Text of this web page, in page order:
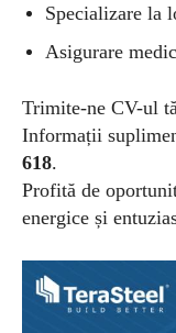
Specializare la
Asigurare
Trimite-ne CV-ul
Informații
618.
Profită de
energice și